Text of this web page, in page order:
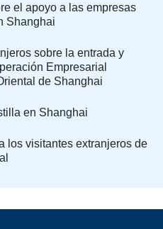
el apoyo a las empresas
Shanghai
sobre la entrada y
Empresarial
de Shanghai
en Shanghai
los visitantes extranjeros de